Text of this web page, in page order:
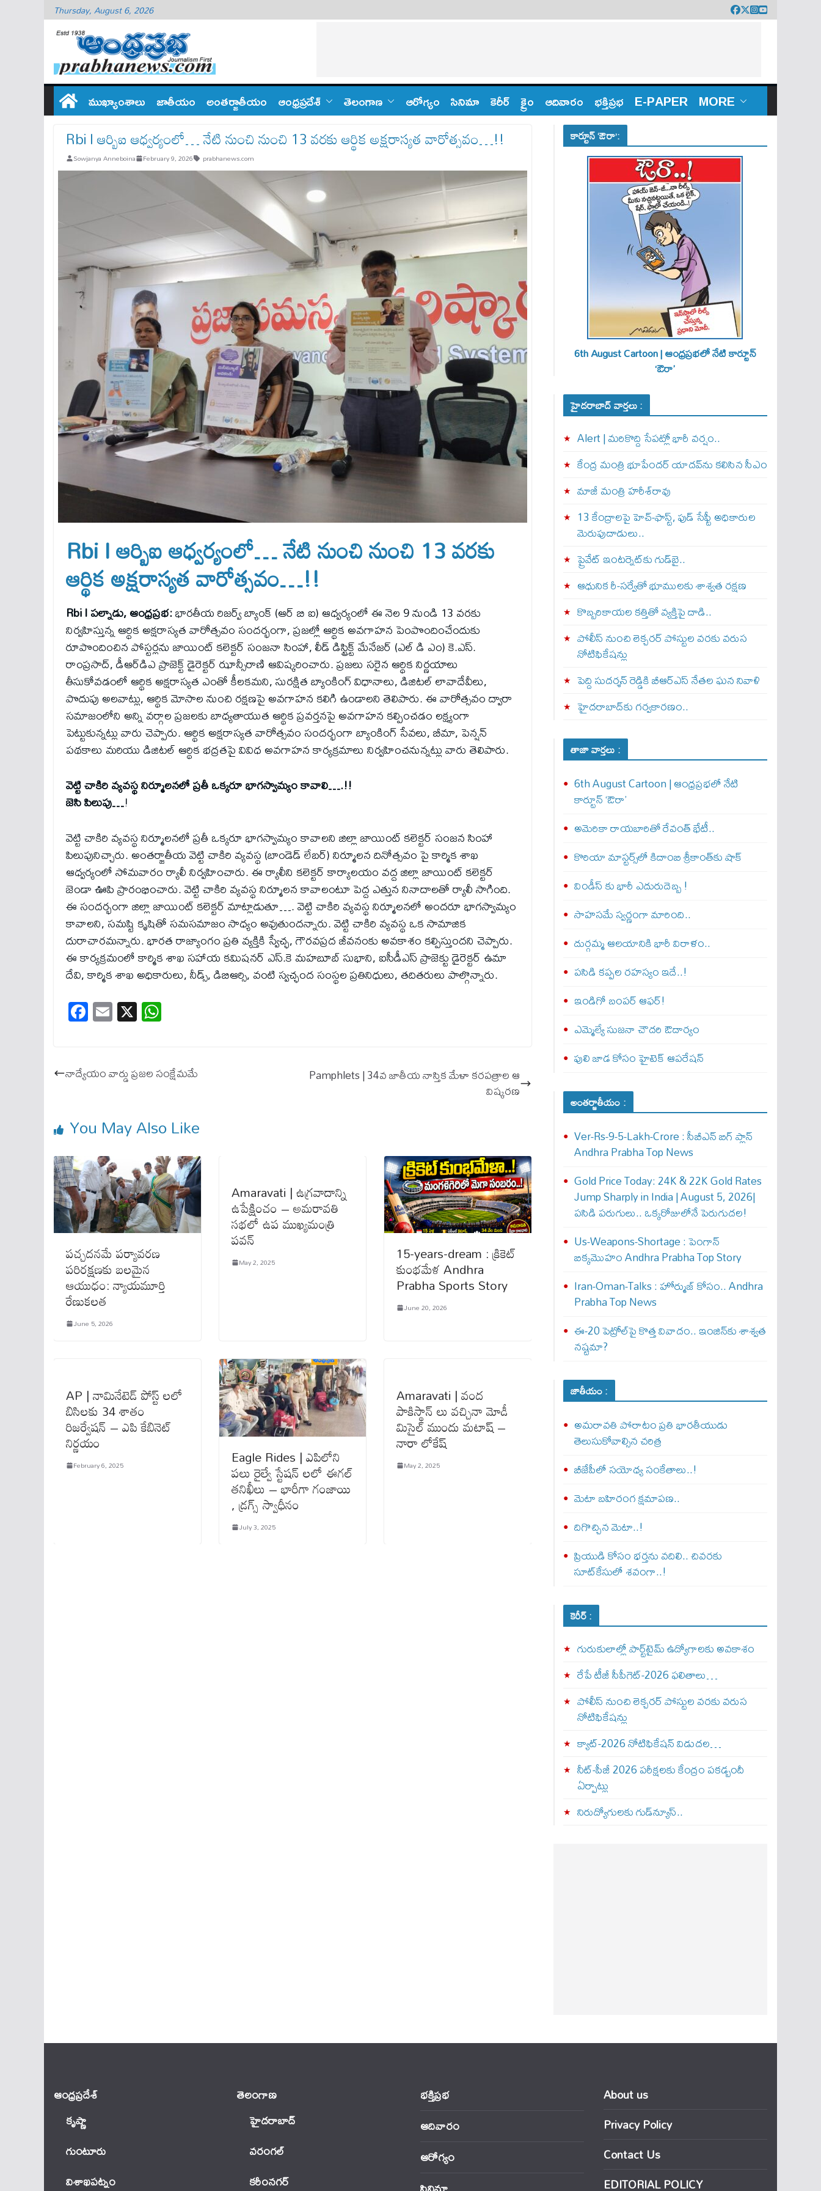
Thursday, August 6, 2026
ముఖ్యాంశాలు జాతీయం అంతర్జాతీయం ఆంధ్ర‌ప్ర‌దేశ్ తెలంగాణ‌ ఆరోగ్యం సినిమా కెరీర్ క్రైం ఆదివారం భక్తిప్రభ E-PAPER MORE
Rbi l ఆర్బిఐ ఆధ్వర్యంలో… నేటి నుంచి నుంచి 13 వరకు ఆర్థిక అక్షరాస్యత వారోత్సవం…!!
Sowjanya Anneboina February 9, 2026 prabhanews.com
Rbi l ఆర్బిఐ ఆధ్వర్యంలో… నేటి నుంచి నుంచి 13 వరకు
ఆర్థిక అక్షరాస్యత వారోత్సవం…!!
Rbi l ప‌ల్నాడు, ఆంధ్ర‌ప్ర‌భ‌:భారతీయ రిజర్వ్ బ్యాంక్ (ఆర్ బి ఐ) ఆధ్వర్యంలో ఈ నెల 9 నుండి 13 వరకు
నిర్వహిస్తున్న ఆర్థిక అక్షరాస్యత వారోత్సవం సందర్భంగా, ప్రజల్లో ఆర్థిక అవగాహన పెంపొందించేందుకు
రూపొందించిన పోస్టర్లను జాయింట్ కలెక్టర్ సంజనా సింహా, లీడ్ డిస్ట్రిక్ట్ మేనేజర్ (ఎల్ డి ఎం) కె.ఎస్.
రాంప్రసాద్, డీఆర్‌డిఎ ప్రాజెక్ట్ డైరెక్టర్ ఝాన్సీరాణి ఆవిష్కరించారు. ప్రజలు సరైన ఆర్థిక నిర్ణయాలు
తీసుకోవడంలో ఆర్థిక అక్షరాస్యత ఎంతో కీలకమని, సురక్షిత బ్యాంకింగ్ విధానాలు, డిజిటల్ లావాదేవీలు,
పొదుపు అలవాట్లు, ఆర్థిక మోసాల నుంచి రక్షణపై అవగాహన కలిగి ఉండాలని తెలిపారు. ఈ వారోత్సవం ద్వారా
సమాజంలోని అన్ని వర్గాల ప్రజలకు బాధ్యతాయుత ఆర్థిక ప్రవర్తనపై అవగాహన కల్పించడం లక్ష్యంగా
పెట్టుకున్నట్లు వారు చెప్పారు. ఆర్థిక అక్షరాస్యత వారోత్సవం సందర్భంగా బ్యాంకింగ్ సేవలు, బీమా, పెన్షన్
పథకాలు మరియు డిజిటల్ ఆర్థిక భద్రతపై వివిధ అవగాహన కార్యక్రమాలు నిర్వహించనున్నట్లు వారు తెలిపారు.
వెట్టి చాకిరి వ్యవస్థ నిర్మూలనలో ప్రతీ ఒక్కరూ భాగస్వామ్యం కావాలి….!!
జెసి పిలుపు…!
వెట్టి చాకిరి వ్యవస్థ నిర్మూలనలో ప్రతీ ఒక్కరూ భాగస్వామ్యం కావాలని జిల్లా జాయింట్ కలెక్టర్ సంజన సింహా
పిలుపునిచ్చారు. అంతర్జాతీయ వెట్టి చాకిరి వ్యవస్థ (బాండెడ్ లేబర్) నిర్మూలన దినోత్సవం పై కార్మిక శాఖ
ఆధ్వర్యంలో సోమవారం ర్యాలీ నిర్వహించారు. ఈ ర్యాలీని కలెక్టర్ కార్యాలయం వద్ద జిల్లా జాయింట్ కలెక్టర్
జెండా ఊపి ప్రారంభించారు. వెట్టి చాకిరి వ్యవస్థ నిర్మూలన కావాలంటూ పెద్ద ఎత్తున నినాదాలతో ర్యాలీ సాగింది.
ఈ సందర్భంగా జిల్లా జాయింట్ కలెక్టర్ మాట్లాడుతూ…. వెట్టి చాకిరి వ్యవస్థ నిర్మూలనలో అందరూ భాగస్వామ్యం
కావాలని, సమష్టి కృషితో సమసమాజం సాధ్యం అవుతుందన్నారు. వెట్టి చాకిరి వ్యవస్థ ఒక సామాజిక
దురాచారమన్నారు. భారత రాజ్యాంగం ప్రతి వ్యక్తికి స్వేచ్ఛ, గౌరవప్రద జీవనంకు అవకాశం కల్పిస్తుందని చెప్పారు.
ఈ కార్యక్రమంలో కార్మిక శాఖ సహాయ కమిషనర్ ఎస్.కె మహబూబ్ సుభాని, ఐసీడీఎస్ ప్రాజెక్టు డైరెక్టర్ ఉమా
దేవి, కార్మిక శాఖ అధికారులు, నీడ్స్, డిబిఆర్సి, వంటి స్వచ్ఛంద సంస్థల ప్రతినిధులు, తదితరులు పాల్గొన్నారు.
Fa
ce
ok
E
m
X
A
pp
నాద్యేయం వార్డు ప్రజల సంక్షేమమే Pamphlets | 34వ జాతీయ నాస్తిక మేళా కరపత్రాల ఆ
విష్కరణ
You May Also Like
పచ్చదనమే పర్యావరణ
పరిరక్షణకు బలమైన
ఆయుధం: న్యాయమూర్తి
రేణుకలత
June 5, 2026
Amaravati | ఉగ్రవాదాన్ని
ఉపేక్షించం – అమరావతి
సభలో ఉప ముఖ్యమంత్రి
పవన్
May 2, 2025 15-years-dream : క్రికెట్
కుంభమేళ Andhra
Prabha Sports Story
June 20, 2026
AP | నామినేటెడ్ పోస్ట్ ల‌లో
బిసిల‌కు 34 శాతం
రిజ‌ర్వేష‌న్ – ఎపి కేబినెట్
నిర్ణ‌యం
February 6, 2025 Eagle Rides | ఎపిలోని
ప‌లు రైల్వే స్టేష‌న్ ల‌లో ఈగ‌ల్
త‌నిఖీలు – భారీగా గంజాయి
, డ్ర‌గ్స్ స్వాధీనం
July 3, 2025
Amaravati | వంద
పాకిస్థాన్ లు వ‌చ్చినా మోడీ
మిసైల్ ముందు మటాష్ –
నారా లోకేష్
May 2, 2025
కార్టూన్ ‘ఔరా’:
6th August Cartoon | ఆంధ్రప్రభలో నేటి కార్టూన్
‘ఔరా’
హైదరాబాద్ వార్తలు :
Alert | మ‌రికొద్ది సేప‌ట్లో భారీ వ‌ర్షం..
కేంద్ర మంత్రి భూపేందర్ యాదవ్‌ను కలిసిన సీఎం
మాజీ మంత్రి హరీశ్‌రావు
13 కేంద్రాలపై హెచ్-ఫాస్ట్, ఫుడ్ సేఫ్టీ అధికారుల
మెరుపుదాడులు..
ప్రైవేట్‌ ఇంటర్నెట్‌కు గుడ్‌బై..
ఆధునిక రీ-సర్వేతో భూములకు శాశ్వత రక్షణ
కొబ్బరికాయల కత్తితో వ్యక్తిపై దాడి..
పోలీస్ నుంచి లెక్చరర్ పోస్టుల వరకు వరుస
నోటిఫికేషన్లు
పెద్ది సుదర్శన్ రెడ్డికి బీఆర్‌ఎస్ నేతల ఘన నివాళి
హైదరాబాద్‌కు గర్వకారణం..
తాజా వార్తలు :
6th August Cartoon | ఆంధ్రప్రభలో నేటి
కార్టూన్ ‘ఔరా’
అమెరికా రాయబారితో రేవంత్ భేటీ..
కొరియా మాస్టర్స్‌లో కిదాంబి శ్రీకాంత్‌కు షాక్
విండీస్ కు భారీ ఎదురుదెబ్బ !
సాహసమే స్వర్ణంగా మారింది..
దుర్గమ్మ ఆలయానికి భారీ విరాళం..
పసిడి కప్పల రహస్యం ఇదే..!
ఇండిగో బంపర్ ఆఫర్!
ఎమ్మెల్యే సుజనా చౌదరి ఔదార్యం
పులి జాడ కోసం హైటెక్ ఆపరేషన్
అంతర్జాతీయం :
Ver-Rs-9-5-Lakh-Crore : సీబీఎన్ బిగ్ ప్లాన్
Andhra Prabha Top News
Gold Price Today: 24K & 22K Gold Rates
Jump Sharply in India | August 5, 2026|
పసిడి పరుగులు.. ఒక్కరోజులోనే పెరుగుద‌ల‌!
Us-Weapons-Shortage : పెంగాన్
బిక్క‌మొహం Andhra Prabha Top Story
Iran-Oman-Talks : హోర్ముజ్ కోసం.. Andhra
Prabha Top News
ఈ-20 పెట్రోల్‌పై కొత్త వివాదం.. ఇంజిన్‌కు శాశ్వత
నష్టమా?
జాతీయం :
అమరావతి పోరాటం ప్రతి భారతీయుడు
తెలుసుకోవాల్సిన చరిత్ర
బీజేపీలో సయోధ్య సంకేతాలు..!
మెటా బ‌హిరంగ క్షమాపణ..
దిగొచ్చిన మెటా..!
ప్రియుడి కోసం భర్తను వదిలి.. చివరకు
సూట్‌కేసులో శవంగా..!
కెరీర్ :
గురుకులాల్లో పార్ట్‌టైమ్ ఉద్యోగాలకు అవకాశం
రేపే టీజీ సీపీగెట్‌-2026 ఫలితాలు…
పోలీస్ నుంచి లెక్చరర్ పోస్టుల వరకు వరుస
నోటిఫికేషన్లు
క్యాట్-2026 నోటిఫికేషన్ విడుదల…
నీట్-పీజీ 2026 పరీక్షలకు కేంద్రం పకడ్బందీ
ఏర్పాట్లు
నిరుద్యోగులకు గుడ్‌న్యూస్..
ఆంధ్ర‌ప్ర‌దేశ్
కృష్ణా
గుంటూరు
విశాఖపట్నం
తెలంగాణ‌
హైదరాబాద్
వ‌రంగ‌ల్
కరీంనగర్
భక్తిప్రభ
ఆదివారం
ఆరోగ్యం
About us
Privacy Policy
Contact Us
EDITORIAL POLICY